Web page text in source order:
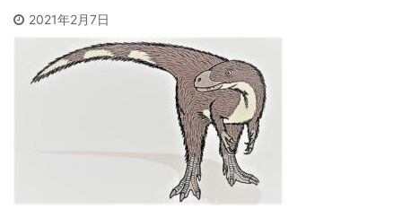
2021年2月7日